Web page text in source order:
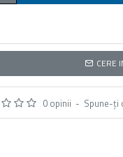
0 opinii - Spune-ţi
CERE